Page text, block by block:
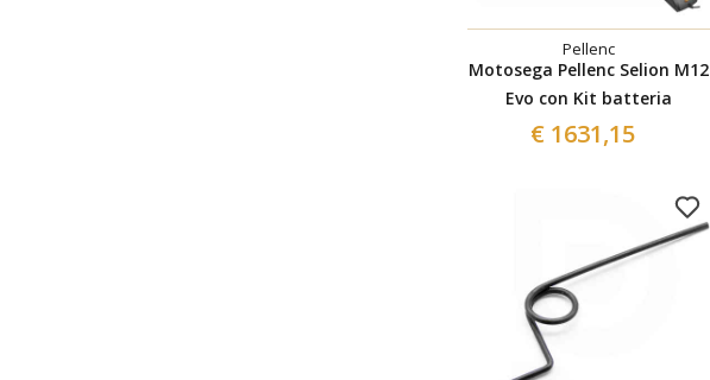
Pellenc
Motosega Pellenc Selion M12
Evo con Kit batteria
€ 1631,15